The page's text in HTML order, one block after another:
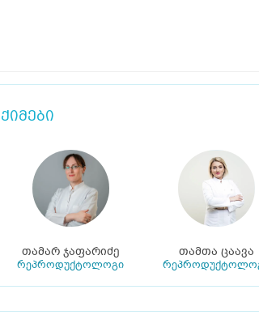
თამარ ჯაფარიძე
რეპროდუქტოლოგი
თამთა ცაავა